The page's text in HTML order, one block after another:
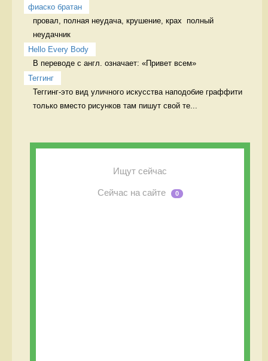
фиаско братан
провал, полная неудача, крушение, крах  полный
неудачник
Hello Every Body
В переводе с англ. означает: «Привет всем»
Теггинг
Теггинг-это вид уличного искусства наподобие граффити
только вместо рисунков там пишут свой те...
Ищут сейчас
Сейчас на сайте 0